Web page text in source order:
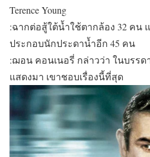
Terence Young
:ฉากต่อสู้ใต้น้ำใช้ตากล้อง 32 คน
ประกอบนักประดาน้ำอีก 45 คน
:ฌอน คอนเนอรี่ กล่าวว่า ในบรร
แสดงมา เขาชอบเรื่องนี้ที่สุด